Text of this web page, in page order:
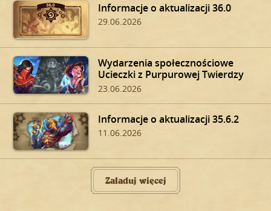
Informacje o aktualizacji 36.0
29.06.2026
Wydarzenia społecznościowe
Ucieczki z Purpurowej Twierdzy
23.06.2026
Informacje o aktualizacji 35.6.2
11.06.2026
Załaduj więcej